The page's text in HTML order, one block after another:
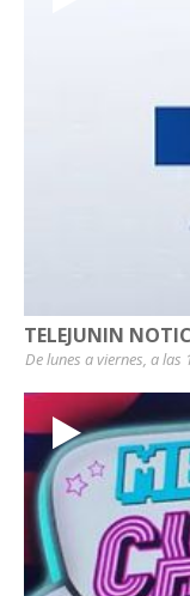
TELEJUNIN
De lunes a viernes, a las